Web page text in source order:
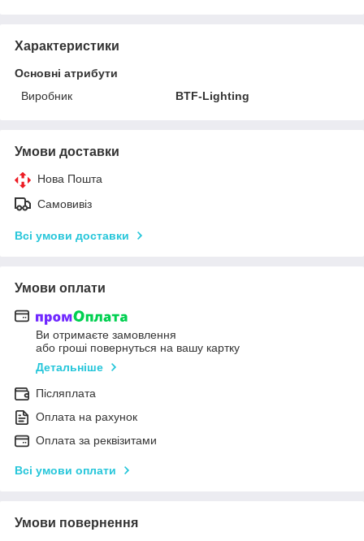
Характеристики
Основні атрибути
Виробник
BTF-Lighting
Умови доставки
Нова Пошта
Самовивіз
Всі умови доставки
Умови оплати
Ви отримаєте замовлення
або гроші повернуться на вашу картку
Детальніше
Післяплата
Оплата на рахунок
Оплата за реквізитами
Всі умови оплати
Умови повернення